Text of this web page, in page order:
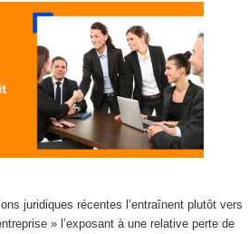
juridiques récentes l’entraînent plutôt vers
» l’exposant à une relative perte de